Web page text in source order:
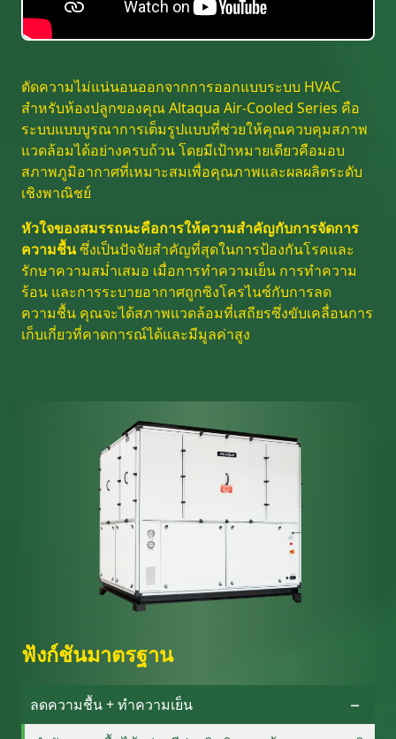
ตัดความไม่แน่นอนออกจากการออกแบบระบบ HVAC
สำหรับห้องปลูกของคุณ Altaqua Air-Cooled Series คือ
ระบบแบบบูรณาการเต็มรูปแบบที่ช่วยให้คุณควบคุมสภาพ
แวดล้อมได้อย่างครบถ้วน โดยมีเป้าหมายเดียวคือมอบ
สภาพภูมิอากาศที่เหมาะสมเพื่อคุณภาพและผลผลิตระดับ
เชิงพาณิชย์
หัวใจของสมรรถนะคือการให้ความสำคัญกับการจัดการ
ความชื้นซึ่งเป็นปัจจัยสำคัญที่สุดในการป้องกันโรคและ
รักษาความสม่ำเสมอ เมื่อการทำความเย็น การทำความ
ร้อน และการระบายอากาศถูกซิงโครไนซ์กับการลด
ความชื้น คุณจะได้สภาพแวดล้อมที่เสถียรซึ่งขับเคลื่อนการ
เก็บเกี่ยวที่คาดการณ์ได้และมีมูลค่าสูง
ฟังก์ชันมาตรฐาน
ลดความชื้น + ทำความเย็น